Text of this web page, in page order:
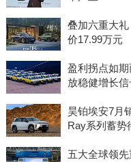
叠加六重大
价17.99万元
盈利拐点如
放稳健增长信
昊铂埃安7月
Ray系列蓄势
五大全球领